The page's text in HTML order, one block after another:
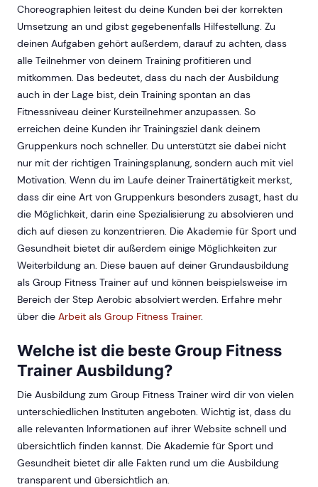
Choreographien leitest du deine Kunden bei der korrekten
Umsetzung an und gibst gegebenenfalls Hilfestellung. Zu
deinen Aufgaben gehört außerdem, darauf zu achten, dass
alle Teilnehmer von deinem Training profitieren und
mitkommen. Das bedeutet, dass du nach der Ausbildung
auch in der Lage bist, dein Training spontan an das
Fitnessniveau deiner Kursteilnehmer anzupassen. So
erreichen deine Kunden ihr Trainingsziel dank deinem
Gruppenkurs noch schneller. Du unterstützt sie dabei nicht
nur mit der richtigen Trainingsplanung, sondern auch mit viel
Motivation. Wenn du im Laufe deiner Trainertätigkeit merkst,
dass dir eine Art von Gruppenkurs besonders zusagt, hast du
die Möglichkeit, darin eine Spezialisierung zu absolvieren und
dich auf diesen zu konzentrieren. Die Akademie für Sport und
Gesundheit bietet dir außerdem einige Möglichkeiten zur
Weiterbildung an. Diese bauen auf deiner Grundausbildung
als Group Fitness Trainer auf und können beispielsweise im
Bereich der Step Aerobic absolviert werden. Erfahre mehr
über die Arbeit als Group Fitness Trainer.
Welche ist die beste Group Fitness
Trainer Ausbildung?
Die Ausbildung zum Group Fitness Trainer wird dir von vielen
unterschiedlichen Instituten angeboten. Wichtig ist, dass du
alle relevanten Informationen auf ihrer Website schnell und
übersichtlich finden kannst. Die Akademie für Sport und
Gesundheit bietet dir alle Fakten rund um die Ausbildung
transparent und übersichtlich an.